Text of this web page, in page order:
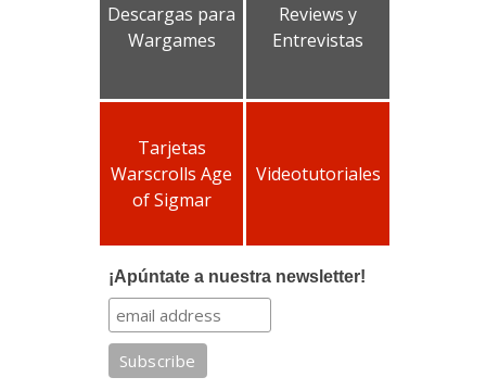
Descargas para
Wargames
Reviews y
Entrevistas
Tarjetas
Warscrolls Age
of Sigmar
Videotutoriales
¡Apúntate a nuestra newsletter!